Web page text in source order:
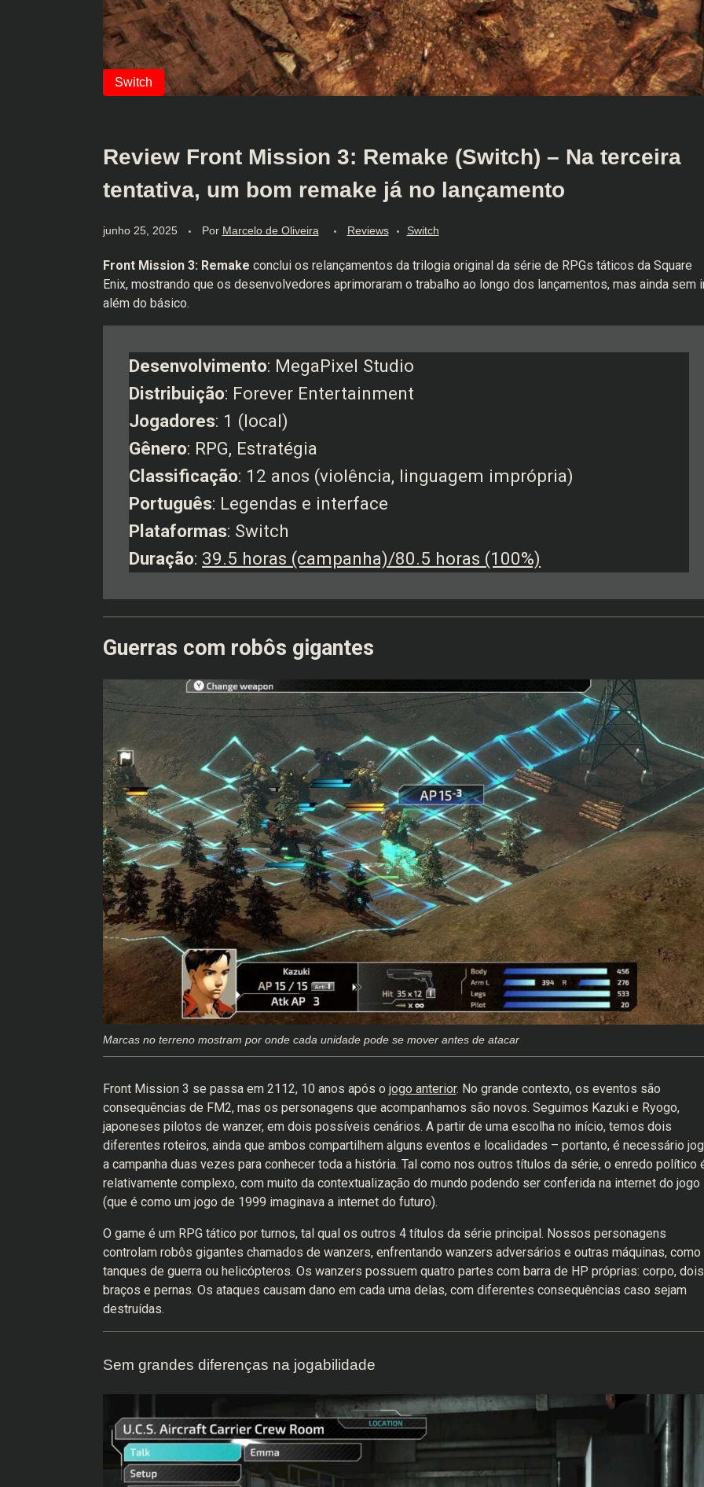
Review Front Mission 3: Remake (Switch) – Na terceira
tentativa, um bom remake já no lançamento
junho 25, 2025 Por Marcelo de Oliveira Reviews Switch
Front Mission 3: Remake conclui os relançamentos da trilogia original da série de RPGs táticos da Square
Enix, mostrando que os desenvolvedores aprimoraram o trabalho ao longo dos lançamentos, mas ainda sem
além do básico.
Desenvolvimento: MegaPixel Studio
Distribuição: Forever Entertainment
Jogadores: 1 (local)
Gênero: RPG, Estratégia
Classificação: 12 anos (violência, linguagem imprópria)
Português: Legendas e interface
Plataformas: Switch
Duração: 39.5 horas (campanha)/80.5 horas (100%)
Guerras com robôs gigantes
Marcas no terreno mostram por onde cada unidade pode se mover antes de atacar
Front Mission 3 se passa em 2112, 10 anos após o jogo anterior. No grande contexto, os eventos são
consequências de FM2, mas os personagens que acompanhamos são novos. Seguimos Kazuki e Ryogo,
japoneses pilotos de wanzer, em dois possíveis cenários. A partir de uma escolha no início, temos dois
diferentes roteiros, ainda que ambos compartilhem alguns eventos e localidades – portanto, é necessário
a campanha duas vezes para conhecer toda a história. Tal como nos outros títulos da série, o enredo político
relativamente complexo, com muito da contextualização do mundo podendo ser conferida na internet do jogo
(que é como um jogo de 1999 imaginava a internet do futuro).
O game é um RPG tático por turnos, tal qual os outros 4 títulos da série principal. Nossos personagens
controlam robôs gigantes chamados de wanzers, enfrentando wanzers adversários e outras máquinas, como
tanques de guerra ou helicópteros. Os wanzers possuem quatro partes com barra de HP próprias: corpo, dois
braços e pernas. Os ataques causam dano em cada uma delas, com diferentes consequências caso sejam
destruídas.
Sem grandes diferenças na jogabilidade